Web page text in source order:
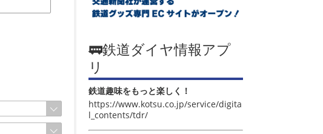
🚃鉄道ダイヤ情報アプ
リ
鉄道趣味をもっと楽しく！
https://www.kotsu.co.jp/service/digita
l_contents/tdr/